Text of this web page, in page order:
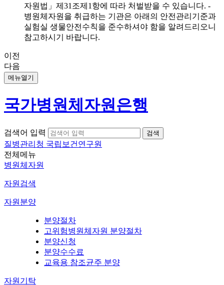
자원법」제31조제1항에 따라 처벌받을 수 있습니다. -
병원체자원을 취급하는 기관은 아래의 안전관리기준과
실험실 생물안전수칙을 준수하셔야 함을 알려드리오니
참고하시기 바랍니다.
이전
다음
메뉴열기
국가병원체자원은행
검색어 입력
질병관리청 국립보건연구원
전체메뉴
병원체자원
자원검색
자원분양
분양절차
고위험병원체자원 분양절차
분양신청
분양수수료
교육용 참조균주 분양
자원기탁